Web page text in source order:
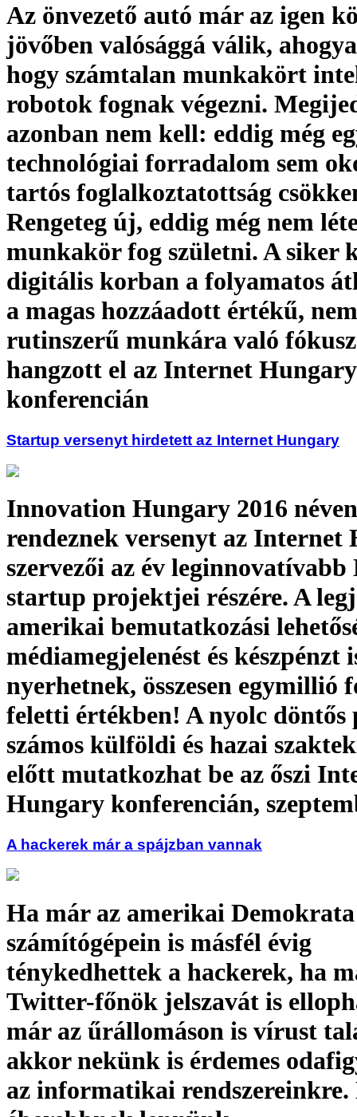
Az önvezető autó már az igen
jövőben valósággá válik,
hogy számtalan munkakört
robotok fognak végezni.
azonban nem kell: eddig még
technológiai forradalom sem
tartós foglalkoztatottság
Rengeteg új, eddig még nem
munkakör fog születni. A siker
digitális korban a folyamatos
a magas hozzáadott értékű, nem
rutinszerű munkára való
hangzott el az Internet Hungary
konferencián
Startup versenyt hirdetett az Internet Hungary
Innovation Hungary 2016 néven
rendeznek versenyt az Internet
szervezői az év
startup projektjei részére. A
amerikai bemutatkozási
médiamegjelenést és készpénzt
nyerhetnek, összesen egymillió
feletti értékben! A nyolc
számos külföldi és hazai
előtt mutatkozhat be az őszi
Hungary konferencián,
A hackerek már a spájzban vannak
Ha már az amerikai
számítógépein is másfél évig
ténykedhettek a hackerek, ha
Twitter-főnök jelszavát is
már az űrállomáson is vírust
akkor nekünk is érdemes
az informatikai rendszereinkre.